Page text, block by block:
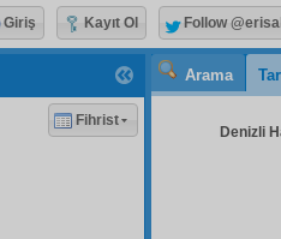
Arama
Denizli
Fihrist
Giriş Kayıt Ol Follow